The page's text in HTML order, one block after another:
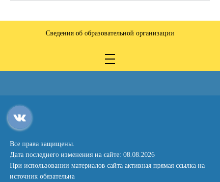
Сведения об образовательной организации
Все права защищены.
Дата последнего изменения на сайте: 08.08.2026
При использовании материалов сайта активная прямая ссылка на
источник обязательна